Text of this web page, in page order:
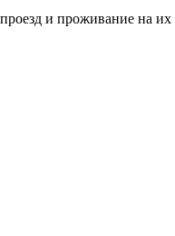
и проживание на